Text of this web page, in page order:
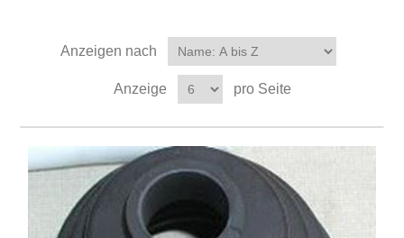
Anzeigen nach
Anzeige pro Seite